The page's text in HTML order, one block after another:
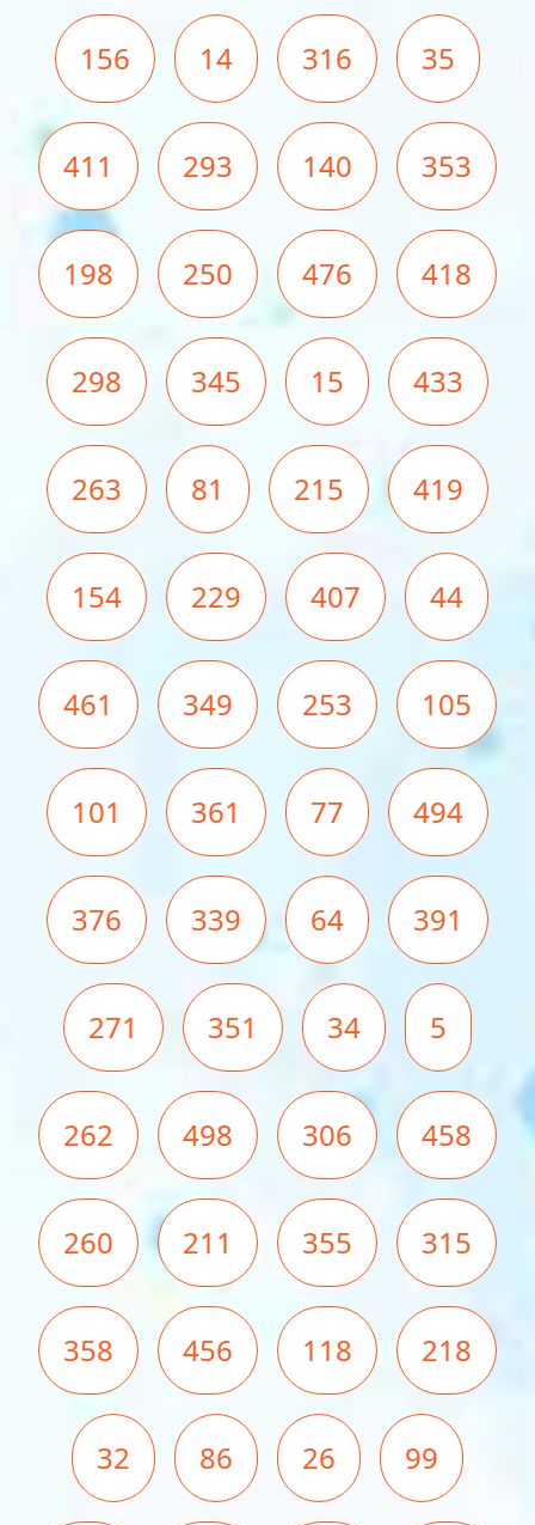
156 14 316 35
411 293 140 353
198 250 476 418
298 345 15 433
263 81 215 419
154 229 407 44
461 349 253 105
101 361 77 494
376 339 64 391
271 351 34 5
262 498 306 458
260 211 355 315
358 456 118 218
32 86 26 99